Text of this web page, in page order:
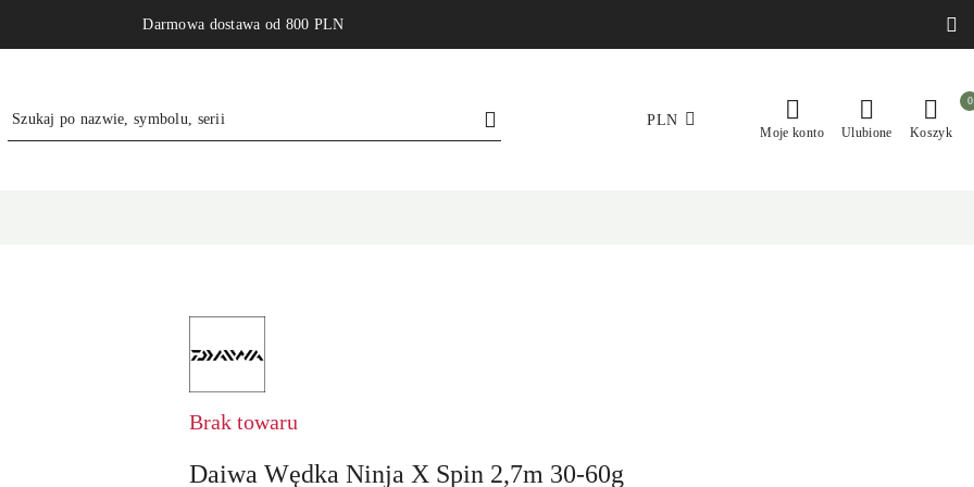
Darmowa dostawa od 800 PLN
PLN
Moje konto Ulubione Koszyk
0
NAZWA
DAIWA
Brak towaru
Daiwa Wędka Ninja X Spin 2,7m 30-60g